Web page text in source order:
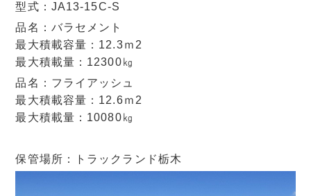
型式：JA13-15C-S
品名：バラセメント
最大積載容量：12.3ｍ2
最大積載量：12300㎏
品名：フライアッシュ
最大積載容量：12.6ｍ2
最大積載量：10080㎏
保管場所：トラックランド栃木